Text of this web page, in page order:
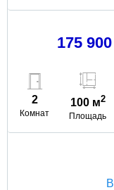
175 900
2
Комнат
100 м2
Площадь